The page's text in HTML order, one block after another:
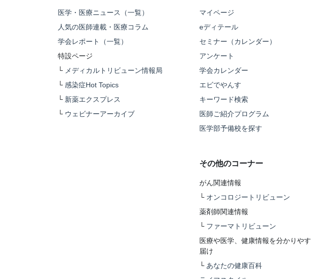
医学・医療ニュース（一覧）
人気の医師連載・医療コラム
学会レポート（一覧）
特設ページ
└ メディカルトリビューン情報局
└ 感染症Hot Topics
└ 新薬エクスプレス
└ ウェビナーアーカイブ
マイページ
eディテール
セミナー（カレンダー）
アンケート
学会カレンダー
エビでやんす
キーワード検索
医師ご紹介プログラム
医学部予備校を探す
その他のコーナー
がん関連情報
└ オンコロジートリビューン
薬剤師関連情報
└ ファーマトリビューン
医療や医学、健康情報を分かりや
届け
└ あなたの健康百科